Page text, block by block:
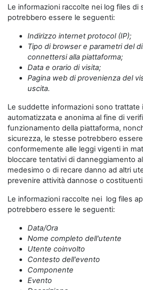
Le informazioni raccolte nei log files di
potrebbero essere le seguenti:
Indirizzo internet protocol (IP);
Tipo di browser e parametri del
connettersi alla piattaforma;
Data e orario di visita;
Pagina web di provenienza del
uscita.
Le suddette informazioni sono trattate
automatizzata e anonima al fine di
funzionamento della piattaforma,
sicurezza, le stesse potrebbero
conformemente alle leggi vigenti in
bloccare tentativi di danneggiamento
medesimo o di recare danno ad altri
prevenire attività dannose o
Le informazioni raccolte nei log files
potrebbero essere le seguenti:
Data/Ora
Nome completo dell'utente
Utente coinvolto
Contesto dell'evento
Componente
Evento